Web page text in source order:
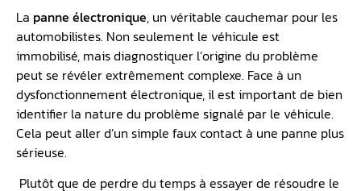
La panne électronique, un véritable cauchemar pour les
automobilistes. Non seulement le véhicule est
immobilisé, mais diagnostiquer l’origine du problème
peut se révéler extrêmement complexe. Face à un
dysfonctionnement électronique, il est important de bien
identifier la nature du problème signalé par le véhicule.
Cela peut aller d’un simple faux contact à une panne plus
sérieuse.
Plutôt que de perdre du temps à essayer de résoudre le